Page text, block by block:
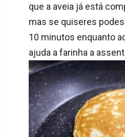
que a aveia já está
mas se quiseres
10 minutos enquanto
ajuda a farinha a